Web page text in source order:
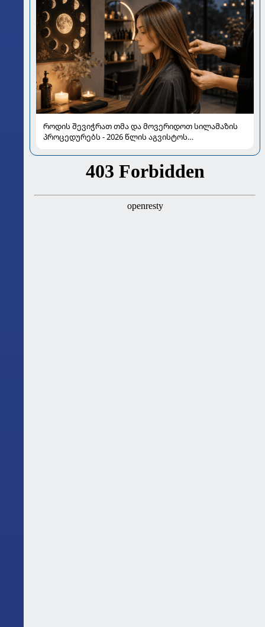
როდის შევიჭრათ თმა და მოვერიდოთ სილამაზის
პროცედურებს - 2026 წლის აგვისტოს